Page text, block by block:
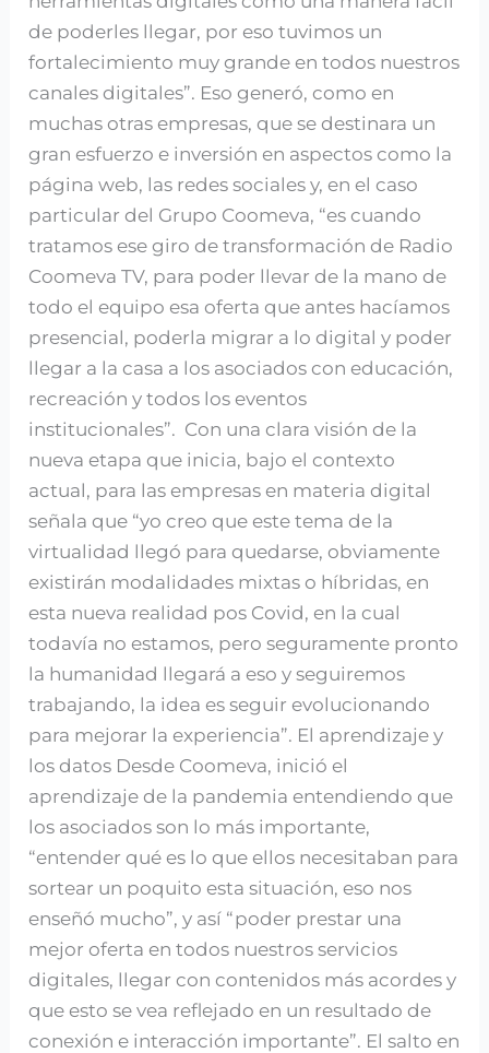
de poderles llegar, por eso tuvimos un
fortalecimiento muy grande en todos nuestros
canales digitales”. Eso generó, como en
muchas otras empresas, que se destinara un
gran esfuerzo e inversión en aspectos como la
página web, las redes sociales y, en el caso
particular del Grupo Coomeva, “es cuando
tratamos ese giro de transformación de Radio
Coomeva TV, para poder llevar de la mano de
todo el equipo esa oferta que antes hacíamos
presencial, poderla migrar a lo digital y poder
llegar a la casa a los asociados con educación,
recreación y todos los eventos
institucionales”. Con una clara visión de la
nueva etapa que inicia, bajo el contexto
actual, para las empresas en materia digital
señala que “yo creo que este tema de la
virtualidad llegó para quedarse, obviamente
existirán modalidades mixtas o híbridas, en
esta nueva realidad pos Covid, en la cual
todavía no estamos, pero seguramente pronto
la humanidad llegará a eso y seguiremos
trabajando, la idea es seguir evolucionando
para mejorar la experiencia”. El aprendizaje y
los datos Desde Coomeva, inició el
aprendizaje de la pandemia entendiendo que
los asociados son lo más importante,
“entender qué es lo que ellos necesitaban para
sortear un poquito esta situación, eso nos
enseñó mucho”, y así “poder prestar una
mejor oferta en todos nuestros servicios
digitales, llegar con contenidos más acordes y
que esto se vea reflejado en un resultado de
conexión e interacción importante”. El salto en